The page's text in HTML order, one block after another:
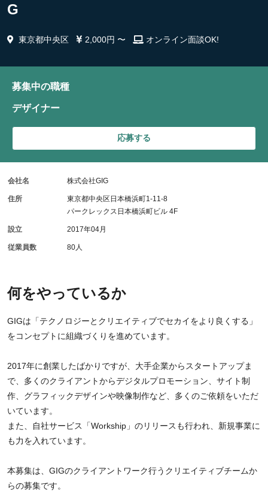
G
東京都中央区 2,000円 〜 オンライン面談OK!
何をやっているか
GIGは「テクノロジーとクリエイティブでセカイをより良くする」
をコンセプトに組織づくりを進めています。
2017年に創業したばかりですが、大手企業からスタートアップま
で、多くのクライアントからデジタルプロモーション、サイト制
作、グラフィックデザインや映像制作など、多くのご依頼をいただ
いています。
また、自社サービス「Workship」のリリースも行われ、新規事業に
も力を入れています。
本募集は、GIGのクライアントワーク行うクリエイティブチームか
らの募集です。
募集中の職種
デザイナー
応募する
会社名 株式会社GIG
住所
東京都中央区日本橋浜町1-11-8
パークレックス日本橋浜町ビル 4F
設立 2017年04月
従業員数 80人